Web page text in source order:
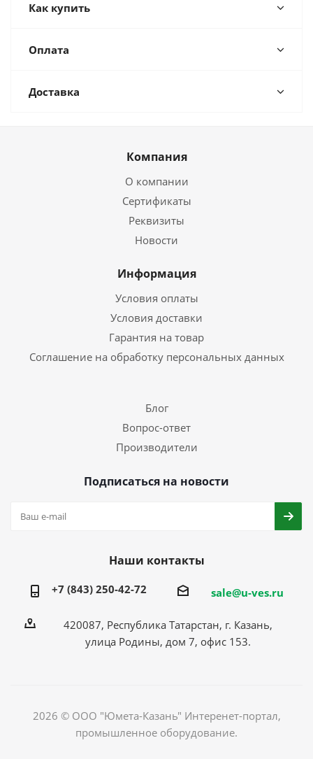
Как купить
Оплата
Доставка
Компания
О компании
Сертификаты
Реквизиты
Новости
Информация
Условия оплаты
Условия доставки
Гарантия на товар
Соглашение на обработку персональных данных
Блог
Вопрос-ответ
Производители
Подписаться на новости
Наши контакты
+7 (843) 250-42-72 sale@u-ves.ru
420087, Республика Татарстан, г. Казань,
улица Родины, дом 7, офис 153.
2026 © ООО "Юмета-Казань" Интеренет-портал,
промышленное оборудование.